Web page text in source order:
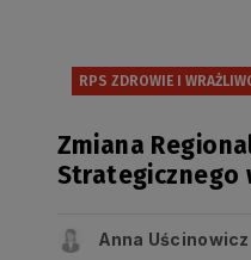
RPS ZDROWIE I
Zmiana
Strategicznego
wrażliwości
Anna Uścinowicz